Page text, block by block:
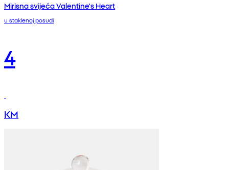
Mirisna svijeća Valentine's Heart
u staklenoj posudi
4
KM